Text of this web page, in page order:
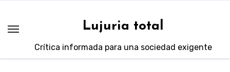
contenido
Lujuria total
Crítica informada para una sociedad exigente